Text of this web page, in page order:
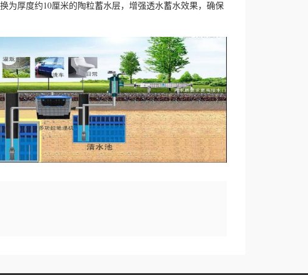
厚度约10厘米的陶粒蓄水层，增强透水蓄水效果，确保